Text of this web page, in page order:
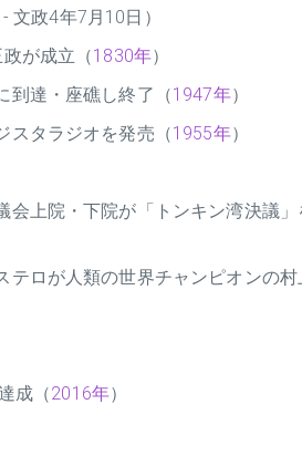
文政4年7月10日）
が成立（1830年）
到達・座礁し終了（1947年）
スタラジオを発売（1955年）
上院・下院が「トンキン湾決議
ロが人類の世界チャンピオンの
成（2016年）